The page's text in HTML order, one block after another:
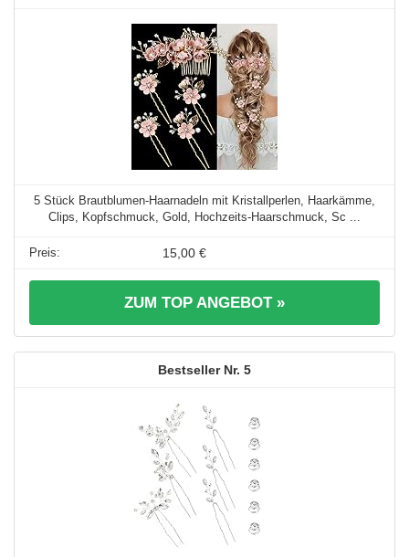
5 Stück Brautblumen-Haarnadeln mit Kristallperlen, Haarkämme,
Clips, Kopfschmuck, Gold, Hochzeits-Haarschmuck, Sc ...
15,00 €
ZUM TOP ANGEBOT »
5